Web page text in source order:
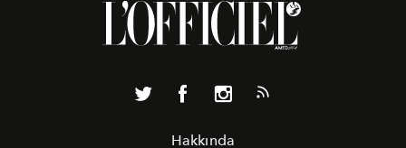
Hakkında